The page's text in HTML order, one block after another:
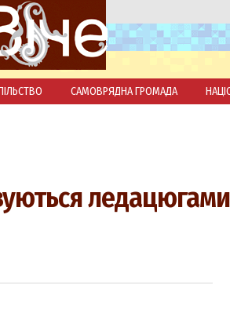
САМОВРЯДНА ГРОМАДА